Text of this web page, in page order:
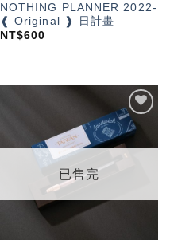
NOTHING PLANNER 2022-
❰ Original ❱ 日計畫
NT$600
加入
「願
望輕
已售完